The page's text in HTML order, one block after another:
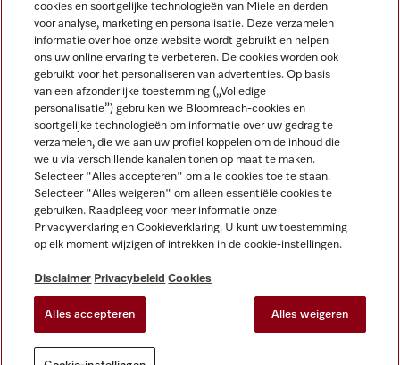
Disclaimer
Algemene voorwaarden en informatie
Privacybeleid
Gebruiksvoorwaarden
Toegankelijkheidsverklaring
Digital Services Act
Cookie-instellingen
Miele op Instagram
Miele op Facebook
Miele op Youtube
cookies en soortgelijke technologieën van Miele en derden
voor analyse, marketing en personalisatie. Deze verzamelen
informatie over hoe onze website wordt gebruikt en helpen
ons uw online ervaring te verbeteren. De cookies worden ook
gebruikt voor het personaliseren van advertenties. Op basis
van een afzonderlijke toestemming („Volledige
personalisatie”) gebruiken we Bloomreach-cookies en
soortgelijke technologieën om informatie over uw gedrag te
verzamelen, die we aan uw profiel koppelen om de inhoud die
we u via verschillende kanalen tonen op maat te maken.
Selecteer "Alles accepteren" om alle cookies toe te staan.
Selecteer "Alles weigeren" om alleen essentiële cookies te
gebruiken. Raadpleeg voor meer informatie onze
Privacyverklaring en Cookieverklaring. U kunt uw toestemming
op elk moment wijzigen of intrekken in de cookie-instellingen.
Disclaimer Privacybeleid Cookies
Alles accepteren Alles weigeren